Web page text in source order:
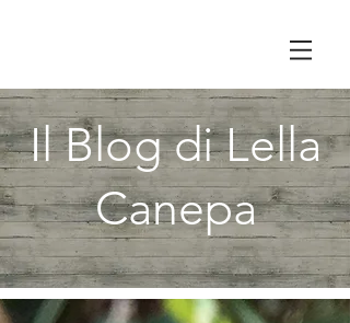
Il Blog di Lella
Canepa